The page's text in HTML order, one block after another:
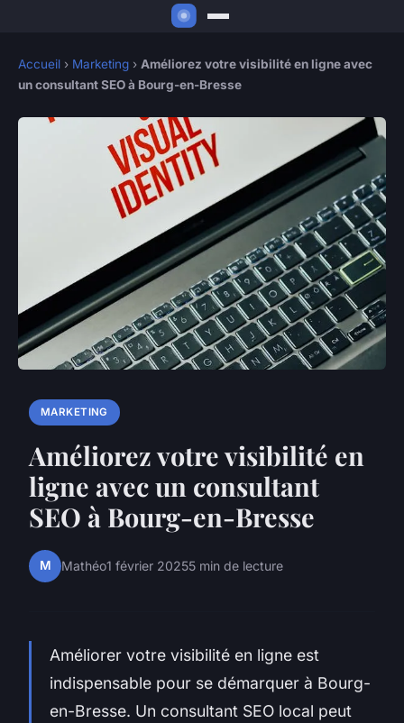
Accueil › Marketing › Améliorez votre visibilité en ligne avec
un consultant SEO à Bourg-en-Bresse
MARKETING
Améliorez votre visibilité en
ligne avec un consultant
SEO à Bourg-en-Bresse
M Mathéo1 février 20255 min de lecture
Améliorer votre visibilité en ligne est
indispensable pour se démarquer à Bourg-
en-Bresse. Un consultant SEO local peut